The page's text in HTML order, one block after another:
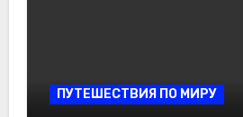
ПУТЕШЕСТВИЯ ПО МИРУ